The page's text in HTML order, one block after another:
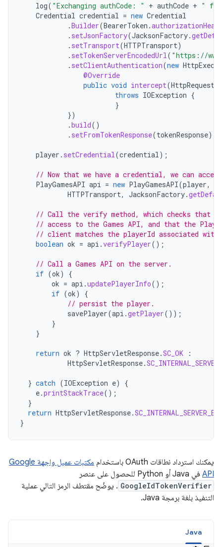
log( "Exchanging authCode: " + authCode + " for
Credential credential = new Credential
.Builder(BearerToken .
. setJsonFactory(JacksonFactory.
. setTransport(HTTPTransport)
. setTokenServerEncodedUrl( "https://
. setClientAuthentication(new
@Override
public void intercept(HttpRequest
throws IOException {
}
})
.build()
. setFromTokenResponse(tokenResponse);
player . setCredential(credential);
// Now that we have a credential, we can
PlayGamesAPI api = new PlayGamesAPI(player,
HTTPTransport, JacksonFactory.
// Call the verify method, which checks that
// access to the Games API, and that the
// client matches the playerId associated with
boolean ok = api .verifyPlayer();
// Call a Games API on the server.
if (ok)
{
ok = api .updatePlayerInfo();
if (ok)
{
// persist the player.
savePlayer(api .getPlayer());
}
}
return ok ? HttpServletResponse.SC_OK
:
HttpServletResponse.
} catch (IOException e)
{
e.printStackTrace();
}
return HttpServletResponse.
}
يمكنك استرداد نطاقات OAuth باستخدام
مكتبات عميل واجهة Google
API في Java أو Python للحصول على عنصر
GoogleIdTokenVerifier . يوضّح مقتطف الرمز التالي عملية
التنفيذ بلغة برمجة Java.
Java